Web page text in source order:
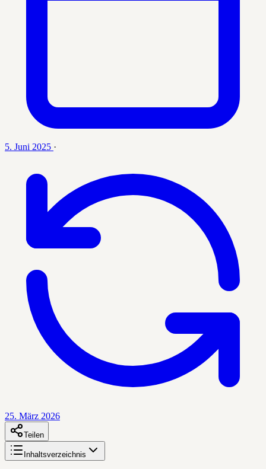
5. Juni 2025 ·
25. März 2026
Teilen
Inhaltsverzeichnis